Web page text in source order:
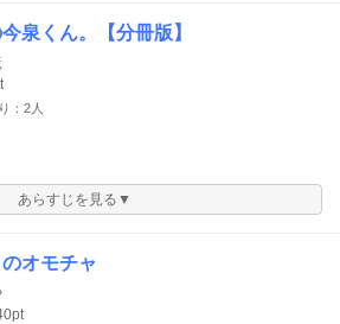
泉くん。【分冊版】
：2人
あらすじを見る▼
オモチャ